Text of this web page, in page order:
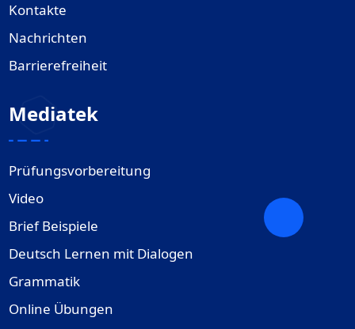
Kontakte
Nachrichten
Barrierefreiheit
Mediatek
Prüfungsvorbereitung
Video
Brief Beispiele
Deutsch Lernen mit Dialogen
Grammatik
Online Übungen